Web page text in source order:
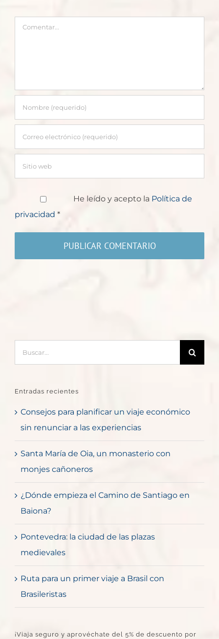
Comentar
He leído y acepto la Política de
privacidad *
Entradas recientes
Consejos para planificar un viaje económico
sin renunciar a las experiencias
Santa María de Oia, un monasterio con
monjes cañoneros
¿Dónde empieza el Camino de Santiago en
Baiona?
Pontevedra: la ciudad de las plazas
medievales
Ruta para un primer viaje a Brasil con
Brasileristas
¡Viaja seguro y aprovéchate del 5% de descuento por